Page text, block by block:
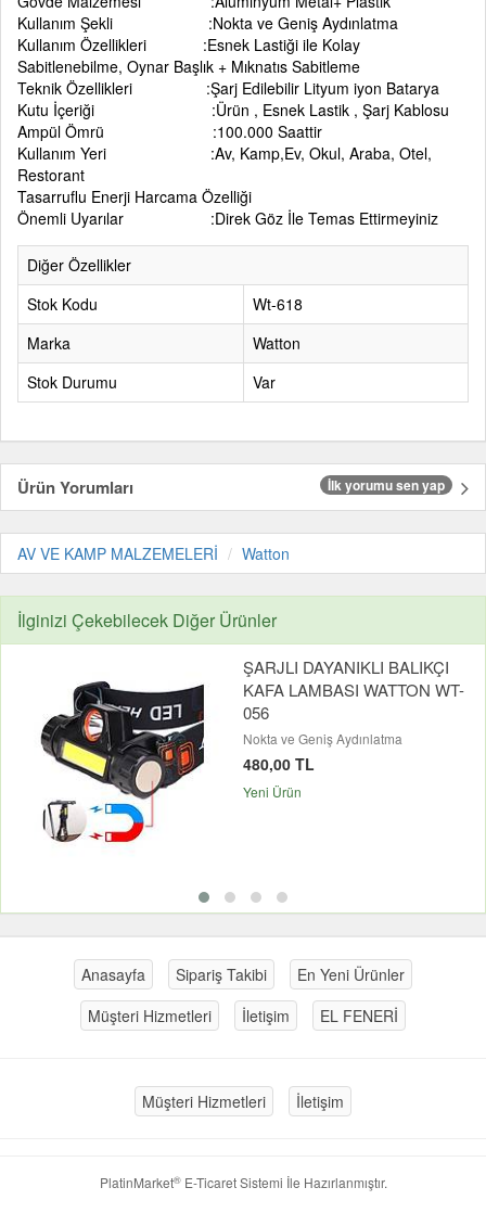
Kullanım Şekli :Nokta ve Geniş Aydınlatma
Kullanım Özellikleri :Esnek Lastiği ile Kolay
Sabitlenebilme, Oynar Başlık + Mıknatıs Sabitleme
Teknik Özellikleri :Şarj Edilebilir Lityum iyon Batarya
Kutu İçeriği :Ürün , Esnek Lastik , Şarj Kablosu
Ampül Ömrü :100.000 Saattir
Kullanım Yeri :Av, Kamp,Ev, Okul, Araba, Otel,
Restorant
Tasarruflu Enerji Harcama Özelliği
Önemli Uyarılar :Direk Göz İle Temas Ettirmeyiniz
Diğer Özellikler
Stok Kodu
Wt-618
Marka
Watton
Stok Durumu
Var
Ürün Yorumları İlk yorumu sen yap
AV VE KAMP MALZEMELERİ Watton
İlginizi Çekebilecek Diğer Ürünler
ŞARJLI DAYANIKLI BALIKÇI
KAFA LAMBASI WATTON WT-
056
Nokta ve Geniş Aydınlatma
480,00 TL
Yeni Ürün
Anasayfa Sipariş Takibi
En Yeni Ürünler
Müşteri Hizmetleri
İletişim EL FENERİ
Müşteri Hizmetleri İletişim
PlatinMarket®E-Ticaret Sistemi İle Hazırlanmıştır.